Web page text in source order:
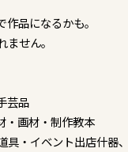
品になるかも。
せん。
芸品
・画材・制作教本
具・イベント出店什器